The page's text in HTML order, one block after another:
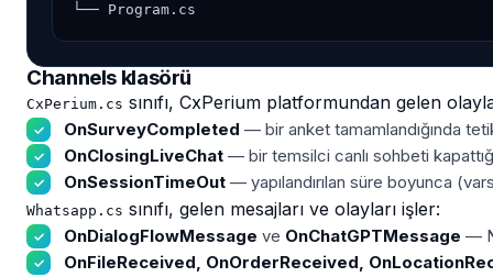
└── Program.cs
Channels klasörü
CxPerium.cs sınıfı, CxPerium platformundan gelen
OnSurveyCompleted — bir anket tamamlandığında
OnClosingLiveChat — bir temsilci canlı sohbeti
OnSessionTimeOut — yapılandırılan süre boyunca
Whatsapp.cs sınıfı, gelen mesajları ve olayları işler:
OnDialogFlowMessage ve OnChatGPTMessage —
OnFileReceived, OnOrderReceived,